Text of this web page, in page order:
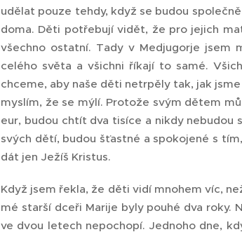
udělat pouze tehdy, když se budou
doma. Děti potřebují vidět, že pro jejich
všechno ostatní. Tady v Medjugorje jsem
celého světa a všichni říkají to samé.
chceme, aby naše děti netrpěly tak, jak
myslím, že se mýlí. Protože svým dětem
eur, budou chtít dva tisíce a nikdy nebudou
svých dětí, budou šťastné a spokojené s
dát jen Ježíš Kristus.
Když jsem řekla, že děti vidí mnohem víc,
mé starší dceři Marije byly pouhé dva roky.
ve dvou letech nepochopí. Jednoho dne,